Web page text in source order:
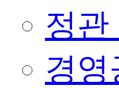
정관
경영